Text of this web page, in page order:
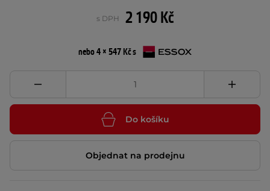
2 190 Kč
s DPH
nebo 4 × 547 Kč s
Do košíku
Objednat na prodejnu